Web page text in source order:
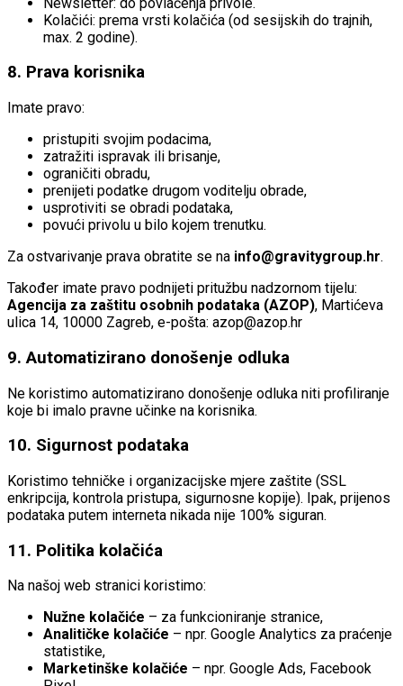
Kolačići: prema vrsti kolačića (od sesijskih do trajnih,
max. 2 godine).
8. Prava korisnika
Imate pravo:
pristupiti svojim podacima,
zatražiti ispravak ili brisanje,
ograničiti obradu,
prenijeti podatke drugom voditelju obrade,
usprotiviti se obradi podataka,
povući privolu u bilo kojem trenutku.
Za ostvarivanje prava obratite se na info@gravitygroup.hr.
Također imate pravo podnijeti pritužbu nadzornom tijelu:
Agencija za zaštitu osobnih podataka (AZOP), Martićeva
ulica 14, 10000 Zagreb, e-pošta: azop@azop.hr
9. Automatizirano donošenje odluka
Ne koristimo automatizirano donošenje odluka niti profiliranje
koje bi imalo pravne učinke na korisnika.
10. Sigurnost podataka
Koristimo tehničke i organizacijske mjere zaštite (SSL
enkripcija, kontrola pristupa, sigurnosne kopije). Ipak, prijenos
podataka putem interneta nikada nije 100% siguran.
11. Politika kolačića
Na našoj web stranici koristimo:
Nužne kolačiće – za funkcioniranje stranice,
Analitičke kolačiće – npr. Google Analytics za praćenje
statistike,
Marketinške kolačiće – npr. Google Ads, Facebook